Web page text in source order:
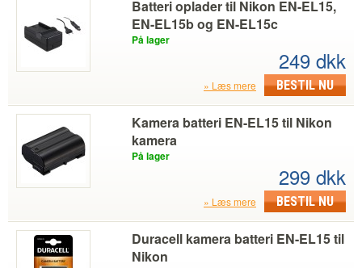
Batteri oplader til Nikon EN-EL15,
EN-EL15b og EN-EL15c
På lager
249 dkk
BESTIL NU
Læs mere
Kamera batteri EN-EL15 til Nikon
kamera
På lager
299 dkk
BESTIL NU
Læs mere
Duracell kamera batteri EN-EL15 til
Nikon